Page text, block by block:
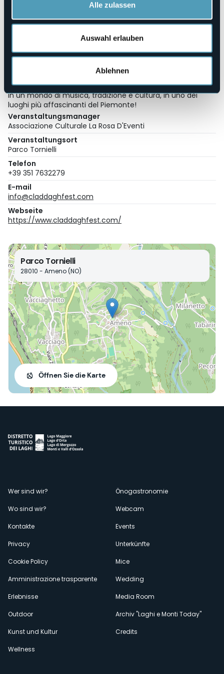
Alle zulassen
Auswahl erlauben
Ablehnen
nell’organizzazione: i giovani gestiscono la promozione e la
contribuiscono con la realizzazione delle scenografie per il
Per info e prenotazioni:info@claddaghfest.com
+393517632279
https://www.facebook.com/events/786756839942725
Un appuntamento imperdibile per chi desidera immergersi
in un mondo di musica, tradizione e cultura, in uno dei
luoghi più affascinanti del Piemonte!
Veranstaltungsmanager
Associazione Culturale La Rosa D'Eventi
Veranstaltungsort
Parco Tornielli
Telefon
+39 351 7632279
E-mail
info@claddaghfest.com
Webseite
https://www.claddaghfest.com/
Parco Tornielli
28010 - Ameno (NO)
Öffnen Sie die Karte
Menù
secondario
Wer sind wir?
Wo sind wir?
Kontakte
Privacy
Cookie Policy
Amministrazione trasparente
Erlebnisse
Outdoor
Kunst und Kultur
Wellness
Önogastronomie
Webcam
Events
Unterkünfte
Mice
Wedding
Media Room
Archiv "Laghi e Monti Today"
Credits